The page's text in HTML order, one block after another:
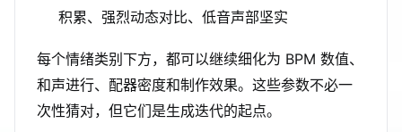
积累、强烈动态对比、低音声部坚实
每个情绪类别下方，都可以继续细化为 BPM 数值、
和声进行、配器密度和制作效果。这些参数不必一
次性猜对，但它们是生成迭代的起点。